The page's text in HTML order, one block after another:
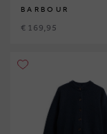
BARBOUR
€ 169,95